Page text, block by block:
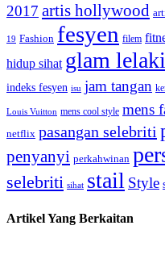
2017 artis hollywood
19 Fashion fesyen filem
hidup sihat glam lelaki
indeks fesyen isu jam tangan
Louis Vuitton mens cool style mens
netflix pasangan selebriti
penyanyi perkahwinan
selebriti sihat stail Style
Artikel Yang Berkaitan